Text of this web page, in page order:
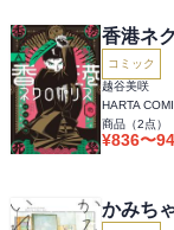
香港ネ
コミック
越谷美咲
HARTA
商品（2点）
¥836〜
かみち